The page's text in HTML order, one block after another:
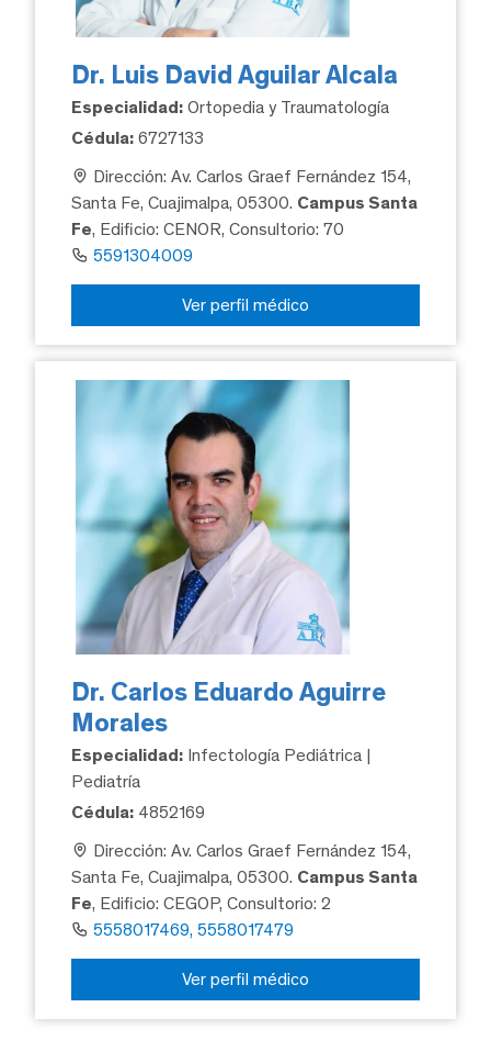
Dr. Luis David Aguilar Alcala
Especialidad: Ortopedia y Traumatología
Cédula: 6727133
Dirección: Av. Carlos Graef Fernández 154,
Santa Fe, Cuajimalpa, 05300. Campus Santa
Fe, Edificio: CENOR, Consultorio: 70
5591304009
Ver perfil médico
Dr. Carlos Eduardo Aguirre
Morales
Especialidad: Infectología Pediátrica |
Pediatría
Cédula: 4852169
Dirección: Av. Carlos Graef Fernández 154,
Santa Fe, Cuajimalpa, 05300. Campus Santa
Fe, Edificio: CEGOP, Consultorio: 2
5558017469, 5558017479
Ver perfil médico